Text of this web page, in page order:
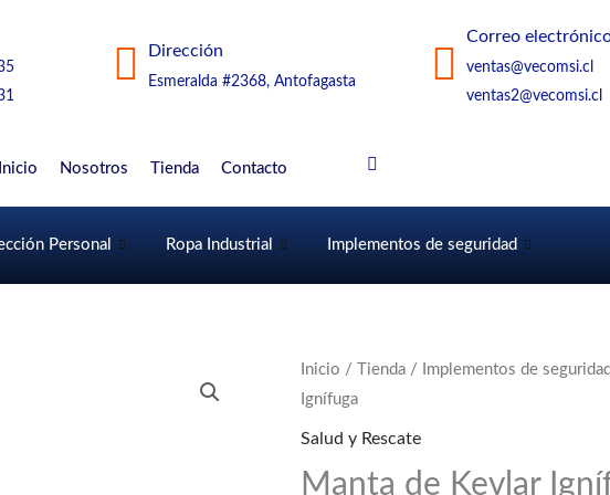
Dirección
Esmeralda #2368, Antofagasta
Correo
ventas@vecomsi.cl
ventas2@vecomsi.cl
Inicio Nosotros Tienda Contacto
Personal Ropa Industrial Implementos de seguridad
Inicio / Tienda / Implementos de seguridad
Ignífuga
Salud y Rescate
Manta de Kevlar